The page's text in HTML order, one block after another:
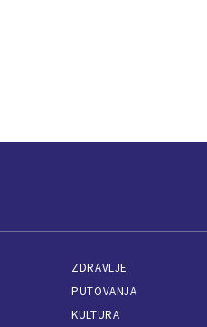
ZDRAVLJE
PUTOVANJA
KULTURA